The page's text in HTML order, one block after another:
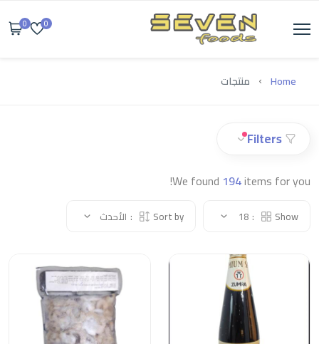
0
0
Home منتجات
Filters
We found 194items for you!
Show:
18
Sort by: الأحدث